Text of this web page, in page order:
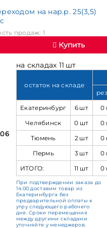
на нар.р. 25(3,5)
продаж: 1
Купить
на складах 11 шт
остаток на складе
Екатеринбург
6 шт
0
Челябинск
0 шт
0
Тюмень
2 шт
0
Пермь
3 шт
0
ИТОГО:
11 шт 0
При подтверждении заказа до
14:00 доставим товар из
Екатеринбурга без
предварительной оплаты к
утру следующего рабочего
дня. Сроки перемещения
между другими складами
уточняйте у менеджеров.